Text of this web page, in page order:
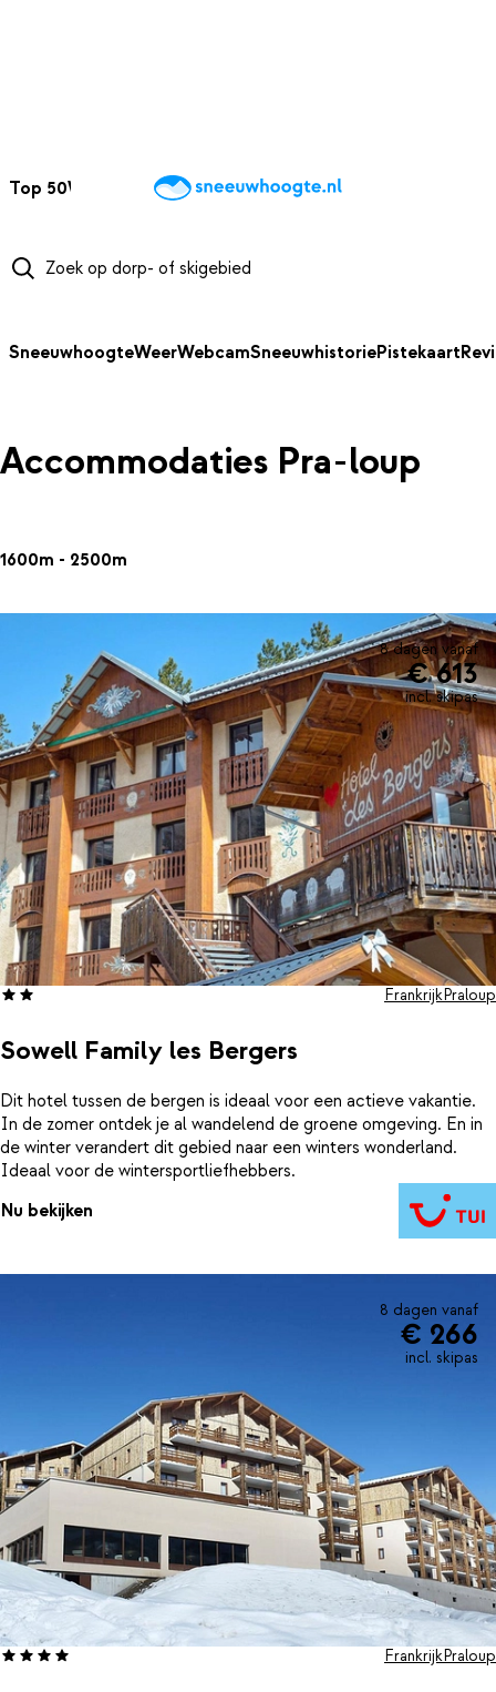
Top 50Webcams WintersportweerKaarten
SneeuwhoogteWeerWebcamSneeuwhistoriePistekaart
Accommodaties Pra-loup
1600m - 2500m
8 dagen vanaf
€ 613
incl. skipas
Sowell Family les Bergers
FrankrijkPraloup
Dit hotel tussen de bergen is ideaal voor een actieve vakantie.
In de zomer ontdek je al wandelend de groene omgeving. En in
de winter verandert dit gebied naar een winters wonderland.
Ideaal voor de wintersportliefhebbers.
Nu bekijken
8 dagen vanaf
€ 266
incl. skipas
FrankrijkPraloup